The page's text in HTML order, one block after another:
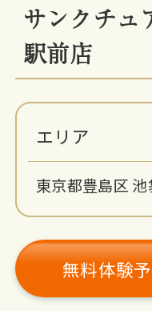
サンクチュ
駅前店
エリア
東京都豊島区 池
無料体験